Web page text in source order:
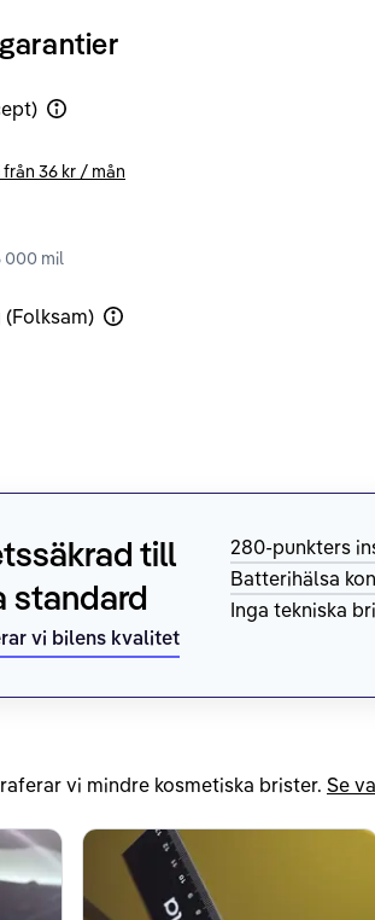
36 kr / mån
000 mil
till
standard
vi bilens kvalitet
280-punkters
Batterihälsa
Inga tekniska
vi mindre kosmetiska brister. Se